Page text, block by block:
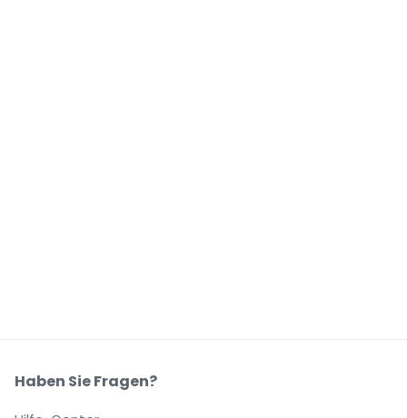
Haben Sie Fragen?